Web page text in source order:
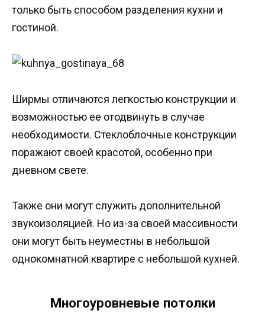
только быть способом разделения кухни и
гостиной.
Ширмы отличаются легкостью конструкции и
возможностью ее отодвинуть в случае
необходимости. Стеклоблочные конструкции
поражают своей красотой, особенно при
дневном свете.
Также они могут служить дополнительной
звукоизоляцией. Но из-за своей массивности
они могут быть неуместны в небольшой
однокомнатной квартире с небольшой кухней.
Многоуровневые потолки